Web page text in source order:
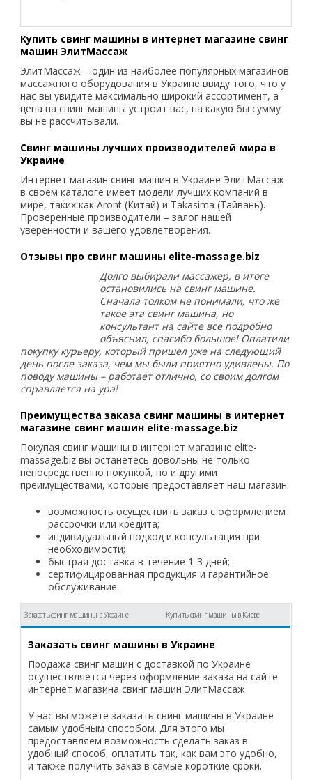
Купить свинг машины в интернет магазине свинг
машин ЭлитМассаж
ЭлитМассаж – один из наиболее популярных магазинов
массажного оборудования в Украине ввиду того, что у
нас вы увидите максимально широкий ассортимент, а
цена на свинг машины устроит вас, на какую бы сумму
вы не рассчитывали.
Свинг машины лучших производителей мира в
Украине
Интернет магазин свинг машин в Украине ЭлитМассаж
в своем каталоге имеет модели лучших компаний в
мире, таких как Aront (Китай) и Takasima (Тайвань).
Проверенные производители – залог нашей
уверенности и вашего удовлетворения.
Отзывы про свинг машины elite-massage.biz
Долго выбирали массажер, в итоге
остановились на свинг машине.
Сначала толком не понимали, что же
такое эта свинг машина, но
консультант на сайте все подробно
объяснил, спасибо большое! Оплатили
покупку курьеру, который пришел уже на следующий
день после заказа, чем мы были приятно удивлены. По
поводу машины – работает отлично, со своим долгом
справляется на ура!
Преимущества заказа свинг машины в интернет
магазине свинг машин elite-massage.biz
Покупая свинг машины в интернет магазине elite-
massage.biz вы останетесь довольны не только
непосредственно покупкой, но и другими
преимуществами, которые предоставляет наш магазин:
возможность осуществить заказ с оформлением
рассрочки или кредита;
индивидуальный подход и консультация при
необходимости;
быстрая доставка в течение 1-3 дней;
сертифицированная продукция и гарантийное
обслуживание.
Заказать свинг машины в Украине Купить свинг машины в Киеве
Заказать свинг машины в Украине
Продажа свинг машин с доставкой по Украине
осуществляется через оформление заказа на сайте
интернет магазина свинг машин ЭлитМассаж
У нас вы можете заказать свинг машины в Украине
самым удобным способом. Для этого мы
предоставляем возможность сделать заказ в
удобный способ, оплатить так, как вам это удобно,
и также получить заказ в самые короткие сроки.